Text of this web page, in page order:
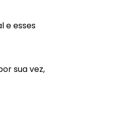
e esses
sua vez,